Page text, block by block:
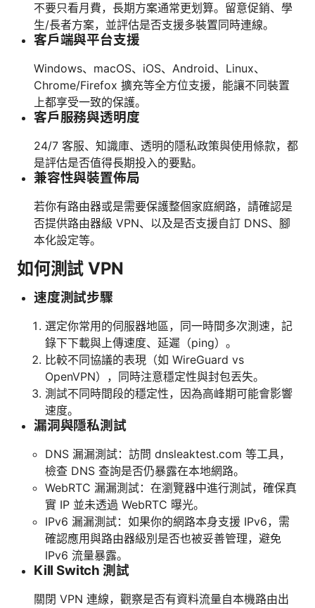
不要只看月費，長期方案通常更划算。留意促銷、學
生/長者方案，並評估是否支援多裝置同時連線。
客戶端與平台支援
Windows、macOS、iOS、Android、Linux、
Chrome/Firefox 擴充等全方位支援，能讓不同裝置
上都享受一致的保護。
客戶服務與透明度
24/7 客服、知識庫、透明的隱私政策與使用條款，都
是評估是否值得長期投入的要點。
兼容性與裝置佈局
若你有路由器或是需要保護整個家庭網路，請確認是
否提供路由器級 VPN、以及是否支援自訂 DNS、腳
本化設定等。
如何測試 VPN
速度測試步驟
選定你常用的伺服器地區，同一時間多次測速，記
錄下下載與上傳速度、延遲（ping）。
比較不同協議的表現（如 WireGuard vs
OpenVPN），同時注意穩定性與封包丟失。
測試不同時間段的穩定性，因為高峰期可能會影響
速度。
漏洞與隱私測試
DNS 漏漏測試：訪問 dnsleaktest.com 等工具，
檢查 DNS 查詢是否仍暴露在本地網路。
WebRTC 漏漏測試：在瀏覽器中進行測試，確保真
實 IP 並未透過 WebRTC 曝光。
IPv6 漏漏測試：如果你的網路本身支援 IPv6，需
確認應用與路由器級別是否也被妥善管理，避免
IPv6 流量暴露。
Kill Switch 測試
關閉 VPN 連線，觀察是否有資料流量自本機路由出